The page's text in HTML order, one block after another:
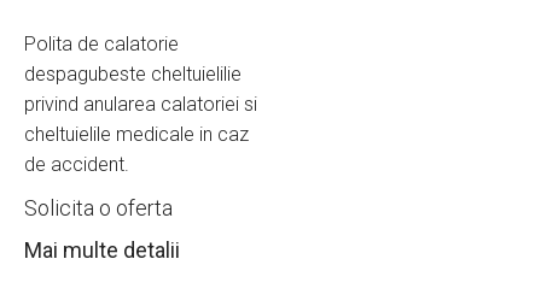
Polita de calatorie
despagubeste cheltuielilie
privind anularea calatoriei si
cheltuielile medicale in caz
de accident.
Solicita o oferta
Mai multe detalii